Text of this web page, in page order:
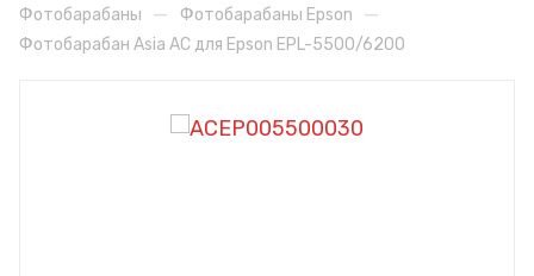
Фотобарабаны — Фотобарабаны Epson —
Фотобарабан Asia AC для Epson EPL-5500/6200